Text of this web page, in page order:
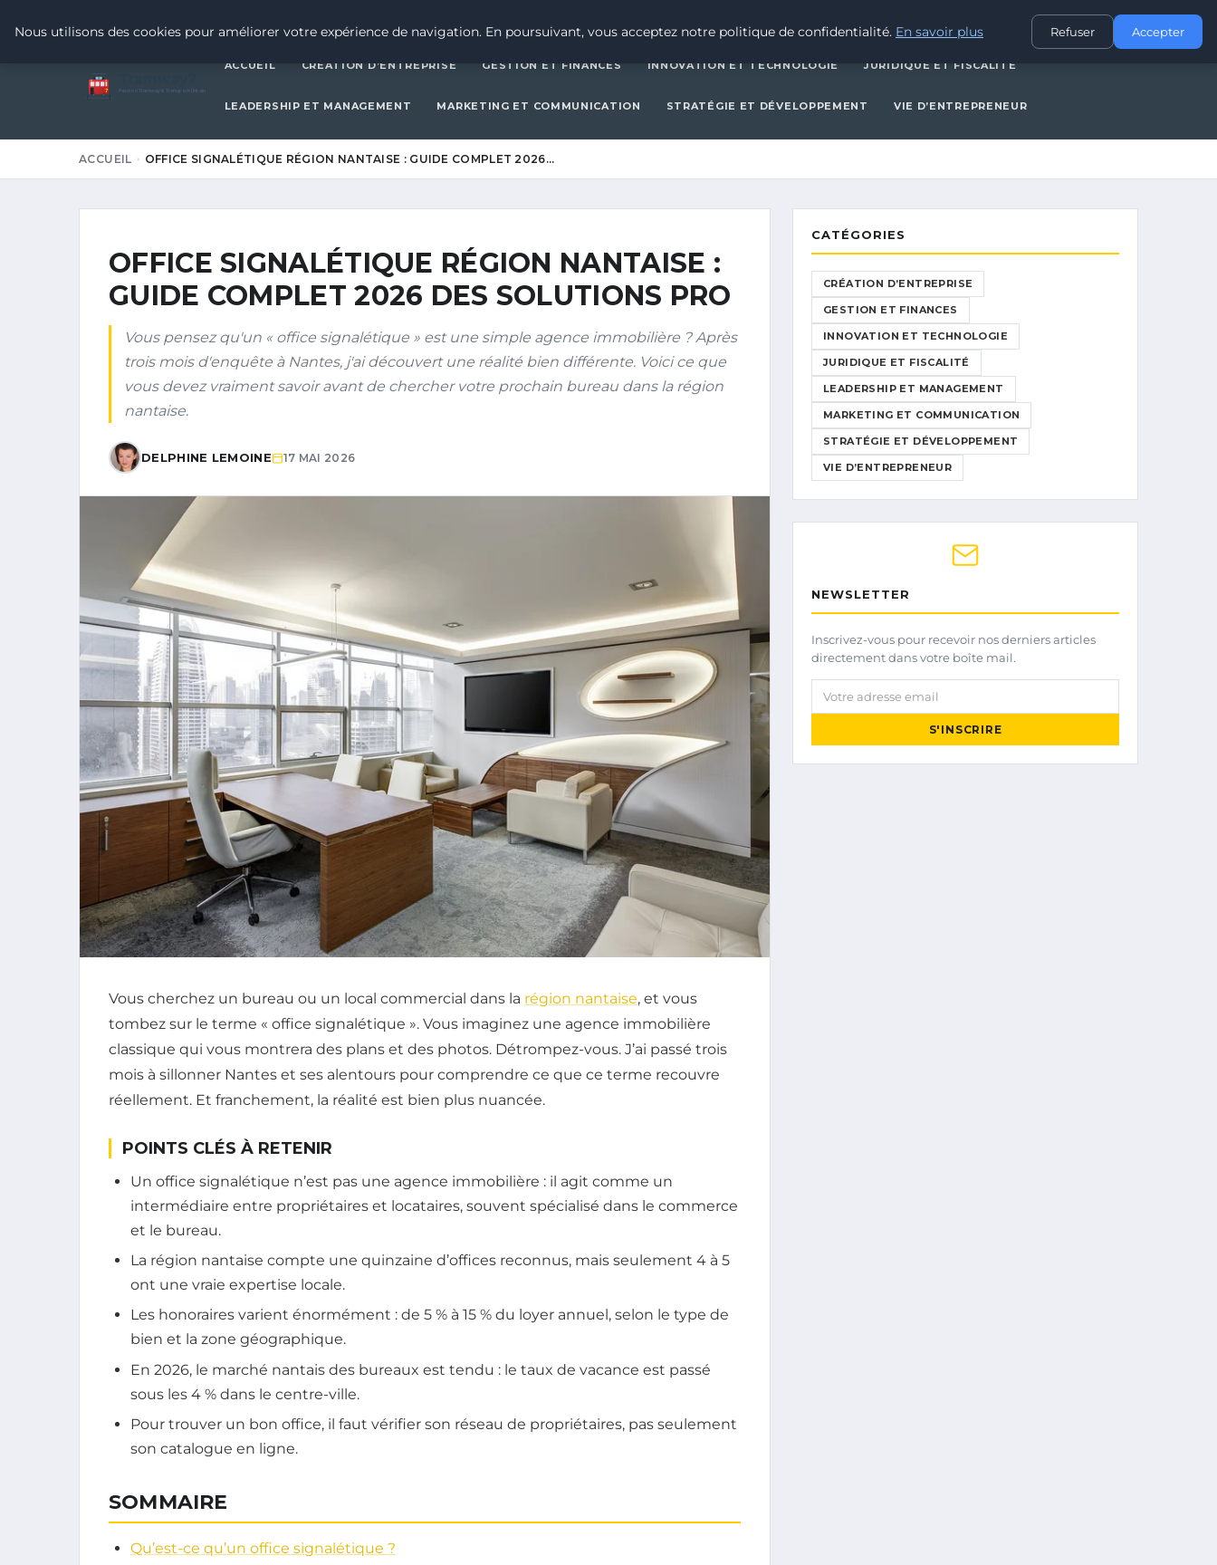
JURIDIQUE ET FISCALITÉ
7 Passion Tramway & Transport Urbain
ACCUEIL CRÉATION D’ENTREPRISE GESTION ET FINANCES INNOVATION ET TECHNOLOGIE JURIDIQUE ET FISCALITÉ
LEADERSHIP ET MANAGEMENT MARKETING ET COMMUNICATION STRATÉGIE ET DÉVELOPPEMENT VIE D’ENTREPRENEUR
ACCUEIL OFFICE SIGNALÉTIQUE RÉGION NANTAISE : GUIDE COMPLET 2026…
OFFICE SIGNALÉTIQUE RÉGION NANTAISE :
GUIDE COMPLET 2026 DES SOLUTIONS PRO
Vous pensez qu'un « office signalétique » est une simple agence immobilière ? Après
trois mois d'enquête à Nantes, j'ai découvert une réalité bien différente. Voici ce que
vous devez vraiment savoir avant de chercher votre prochain bureau dans la région
nantaise.
DELPHINE LEMOINE 17 MAI 2026
Vous cherchez un bureau ou un local commercial dans la région nantaise, et vous
tombez sur le terme « office signalétique ». Vous imaginez une agence immobilière
classique qui vous montrera des plans et des photos. Détrompez-vous. J’ai passé trois
mois à sillonner Nantes et ses alentours pour comprendre ce que ce terme recouvre
réellement. Et franchement, la réalité est bien plus nuancée.
POINTS CLÉS À RETENIR
Un office signalétique n’est pas une agence immobilière : il agit comme un
intermédiaire entre propriétaires et locataires, souvent spécialisé dans le commerce
et le bureau.
La région nantaise compte une quinzaine d’offices reconnus, mais seulement 4 à 5
ont une vraie expertise locale.
Les honoraires varient énormément : de 5 % à 15 % du loyer annuel, selon le type de
bien et la zone géographique.
En 2026, le marché nantais des bureaux est tendu : le taux de vacance est passé
sous les 4 % dans le centre-ville.
Pour trouver un bon office, il faut vérifier son réseau de propriétaires, pas seulement
son catalogue en ligne.
SOMMAIRE
Qu’est-ce qu’un office signalétique ?
CATÉGORIES
CRÉATION D’ENTREPRISE
GESTION ET FINANCES
INNOVATION ET TECHNOLOGIE
JURIDIQUE ET FISCALITÉ
LEADERSHIP ET MANAGEMENT
MARKETING ET COMMUNICATION
STRATÉGIE ET DÉVELOPPEMENT
VIE D’ENTREPRENEUR
NEWSLETTER
Inscrivez-vous pour recevoir nos derniers articles
directement dans votre boîte mail.
Votre adresse email
S'INSCRIRE
Nous utilisons des cookies pour améliorer votre expérience de navigation. En poursuivant, vous acceptez notre politique de confidentialité. En savoir plus Refuser Accepter